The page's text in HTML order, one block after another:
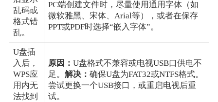
乱码或
格式错
乱。
PC端创建文件时，尽量使用通用字体（如
微软雅黑、宋体、Arial等），或者在保存
PPT或PDF时选择“嵌入字体”。
U盘插
入后，
WPS应
用内无
法找到
原因： U盘格式不兼容或电视USB口供电不
足。 解决： 确保U盘为FAT32或NTFS格式。
尝试更换一个USB接口，或重启电视后重
试。